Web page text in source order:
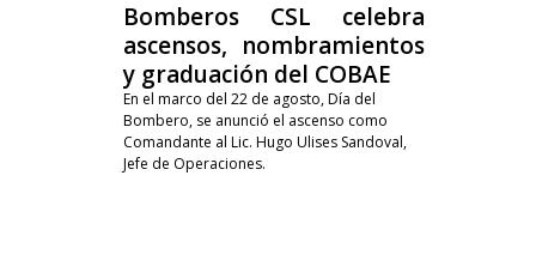
Bomberos CSL celebra
ascensos, nombramientos
y graduación del COBAE
En el marco del 22 de agosto, Día del
Bombero, se anunció el ascenso como
Comandante al Lic. Hugo Ulises Sandoval,
Jefe de Operaciones.